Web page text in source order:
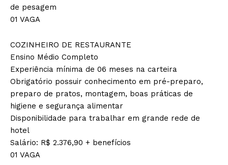
de pesagem
01 VAGA
COZINHEIRO DE RESTAURANTE
Ensino Médio Completo
Experiência mínima de 06 meses na carteira
Obrigatório possuir conhecimento em pré-preparo,
preparo de pratos, montagem, boas práticas de
higiene e segurança alimentar
Disponibilidade para trabalhar em grande rede de
hotel
Salário: R$ 2.376,90 + benefícios
01 VAGA